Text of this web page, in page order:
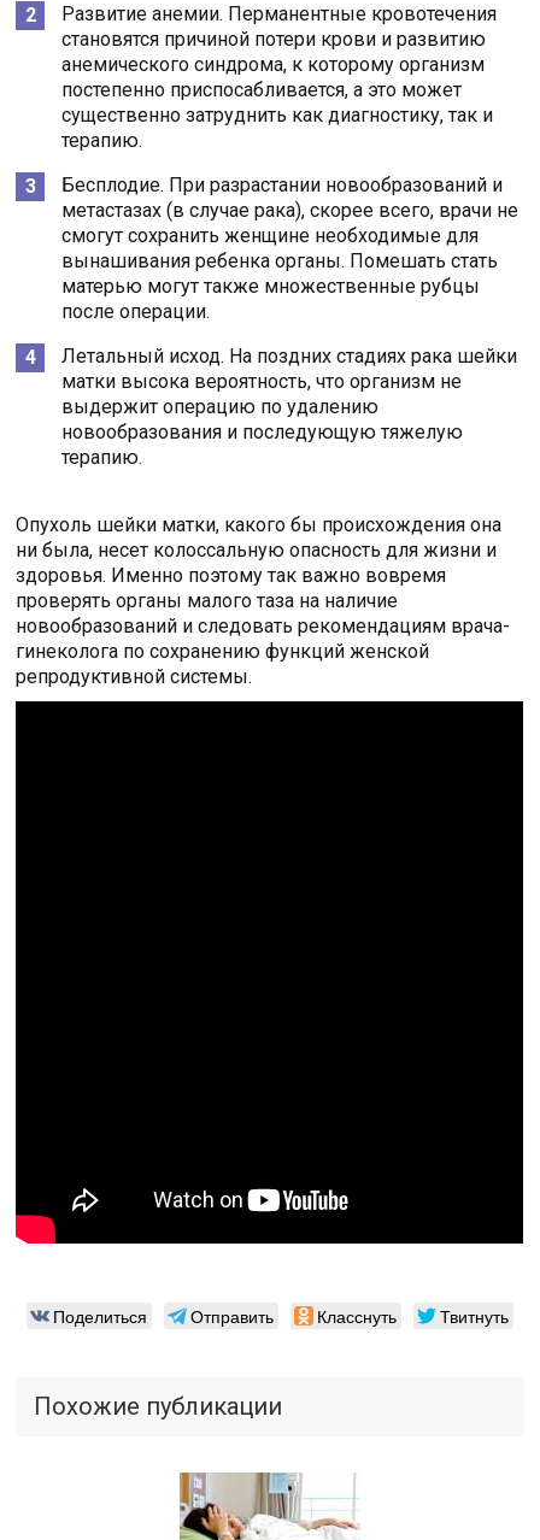
Развитие анемии. Перманентные кровотечения
становятся причиной потери крови и развитию
анемического синдрома, к которому организм
постепенно приспосабливается, а это может
существенно затруднить как диагностику, так и
терапию.
Бесплодие. При разрастании новообразований и
метастазах (в случае рака), скорее всего, врачи не
смогут сохранить женщине необходимые для
вынашивания ребенка органы. Помешать стать
матерью могут также множественные рубцы
после операции.
Летальный исход. На поздних стадиях рака шейки
матки высока вероятность, что организм не
выдержит операцию по удалению
новообразования и последующую тяжелую
терапию.
Опухоль шейки матки, какого бы происхождения она
ни была, несет колоссальную опасность для жизни и
здоровья. Именно поэтому так важно вовремя
проверять органы малого таза на наличие
новообразований и следовать рекомендациям врача-
гинеколога по сохранению функций женской
репродуктивной системы.
Поделиться Отправить Класснуть Твитнуть
Похожие публикации